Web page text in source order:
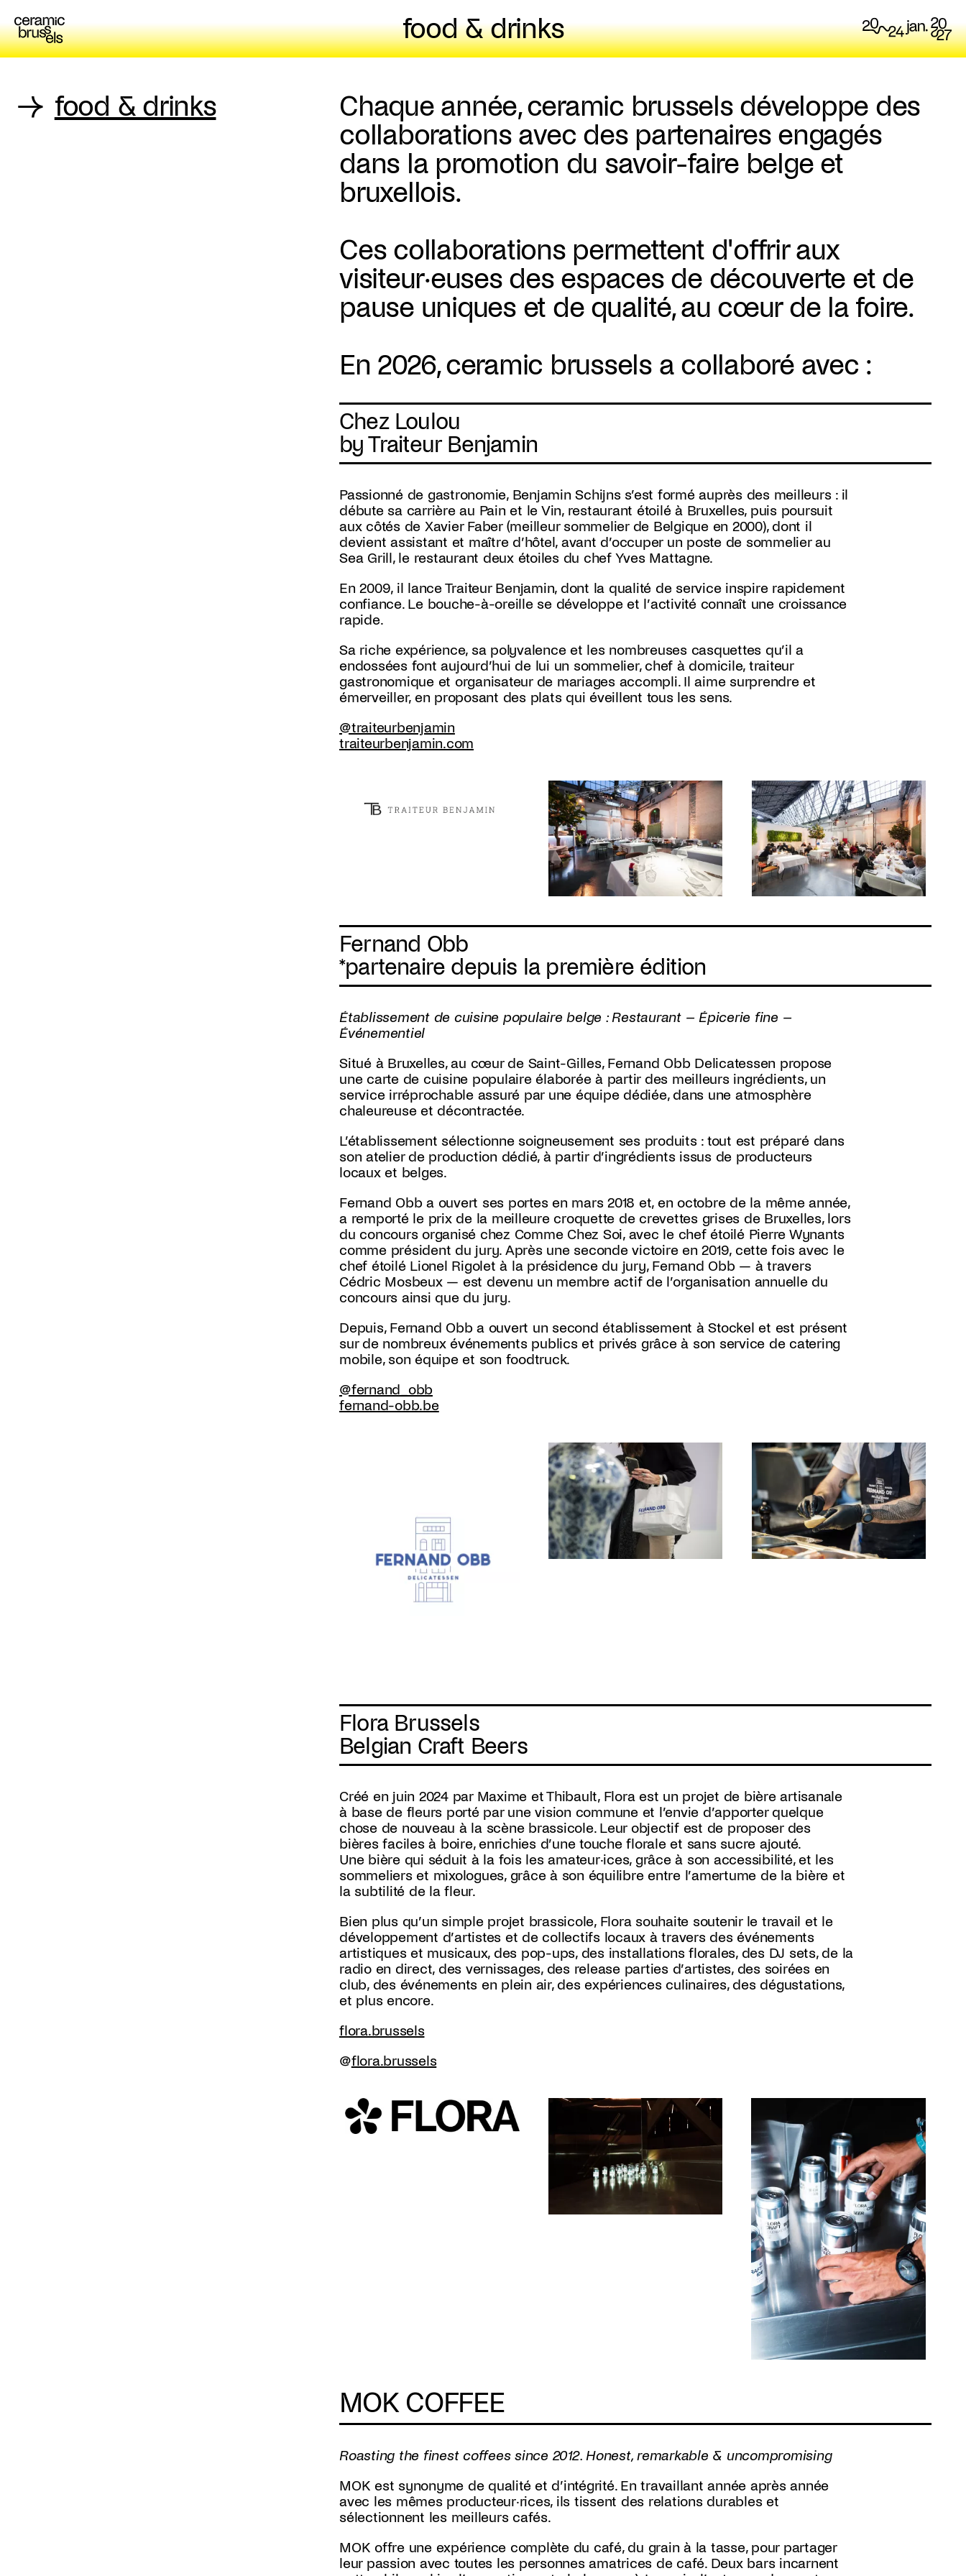
food & drinks
→ food & drinks
Chaque année, ceramic brussels développe des
collaborations avec des partenaires engagés
dans la promotion du savoir-faire belge et
bruxellois.
Ces collaborations permettent d'offrir aux
visiteur·euses des espaces de découverte et de
pause uniques et de qualité, au cœur de la foire.
En 2026, ceramic brussels a collaboré avec :
Chez Loulou
by Traiteur Benjamin
Passionné de gastronomie, Benjamin Schijns s’est formé auprès des meilleurs : il
débute sa carrière au Pain et le Vin, restaurant étoilé à Bruxelles, puis poursuit
aux côtés de Xavier Faber (meilleur sommelier de Belgique en 2000), dont il
devient assistant et maître d’hôtel, avant d’occuper un poste de sommelier au
Sea Grill, le restaurant deux étoiles du chef Yves Mattagne.
En 2009, il lance Traiteur Benjamin, dont la qualité de service inspire rapidement
confiance. Le bouche-à-oreille se développe et l’activité connaît une croissance
rapide.
Sa riche expérience, sa polyvalence et les nombreuses casquettes qu’il a
endossées font aujourd’hui de lui un sommelier, chef à domicile, traiteur
gastronomique et organisateur de mariages accompli. Il aime surprendre et
émerveiller, en proposant des plats qui éveillent tous les sens.
@traiteurbenjamin
traiteurbenjamin.com
Fernand Obb
*partenaire depuis la première édition
Établissement de cuisine populaire belge : Restaurant – Épicerie fine –
Événementiel
Situé à Bruxelles, au cœur de Saint-Gilles, Fernand Obb Delicatessen propose
une carte de cuisine populaire élaborée à partir des meilleurs ingrédients, un
service irréprochable assuré par une équipe dédiée, dans une atmosphère
chaleureuse et décontractée.
L’établissement sélectionne soigneusement ses produits : tout est préparé dans
son atelier de production dédié, à partir d’ingrédients issus de producteurs
locaux et belges.
Fernand Obb a ouvert ses portes en mars 2018 et, en octobre de la même année,
a remporté le prix de la meilleure croquette de crevettes grises de Bruxelles, lors
du concours organisé chez Comme Chez Soi, avec le chef étoilé Pierre Wynants
comme président du jury. Après une seconde victoire en 2019, cette fois avec le
chef étoilé Lionel Rigolet à la présidence du jury, Fernand Obb — à travers
Cédric Mosbeux — est devenu un membre actif de l’organisation annuelle du
concours ainsi que du jury.
Depuis, Fernand Obb a ouvert un second établissement à Stockel et est présent
sur de nombreux événements publics et privés grâce à son service de catering
mobile, son équipe et son foodtruck.
@fernand_obb
fernand-obb.be
Flora Brussels
Belgian Craft Beers
Créé en juin 2024 par Maxime et Thibault, Flora est un projet de bière artisanale
à base de fleurs porté par une vision commune et l’envie d’apporter quelque
chose de nouveau à la scène brassicole. Leur objectif est de proposer des
bières faciles à boire, enrichies d’une touche florale et sans sucre ajouté.
Une bière qui séduit à la fois les amateur·ices, grâce à son accessibilité, et les
sommeliers et mixologues, grâce à son équilibre entre l’amertume de la bière et
la subtilité de la fleur.
Bien plus qu’un simple projet brassicole, Flora souhaite soutenir le travail et le
développement d’artistes et de collectifs locaux à travers des événements
artistiques et musicaux, des pop-ups, des installations florales, des DJ sets, de la
radio en direct, des vernissages, des release parties d’artistes, des soirées en
club, des événements en plein air, des expériences culinaires, des dégustations,
et plus encore.
flora.brussels
@flora.brussels
MOK COFFEE
Roasting the finest coffees since 2012. Honest, remarkable & uncompromising
MOK est synonyme de qualité et d’intégrité. En travaillant année après année
avec les mêmes producteur·rices, ils tissent des relations durables et
sélectionnent les meilleurs cafés.
MOK offre une expérience complète du café, du grain à la tasse, pour partager
leur passion avec toutes les personnes amatrices de café. Deux bars incarnent